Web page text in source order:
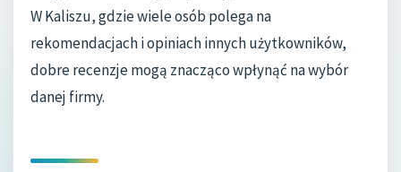
W Kaliszu, gdzie wiele osób polega na
rekomendacjach i opiniach innych użytkowników,
dobre recenzje mogą znacząco wpłynąć na wybór
danej firmy.